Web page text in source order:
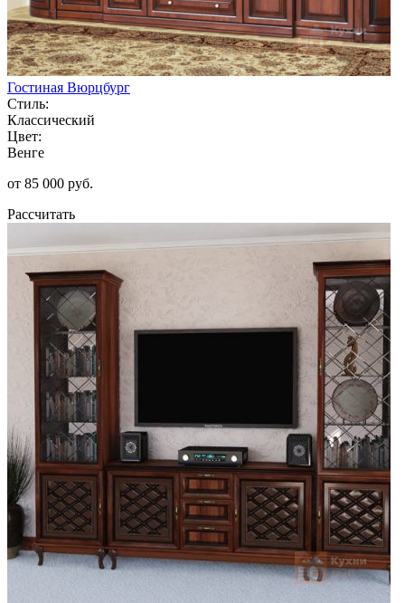
Гостиная Вюрцбург
Стиль:
Классический
Цвет:
Венге
от 85 000 руб.
Рассчитать